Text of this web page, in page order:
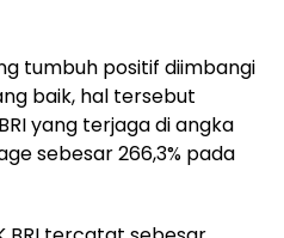
tumbuh positif diimbangi
baik, hal tersebut
yang terjaga di angka
sebesar 266,3% pada